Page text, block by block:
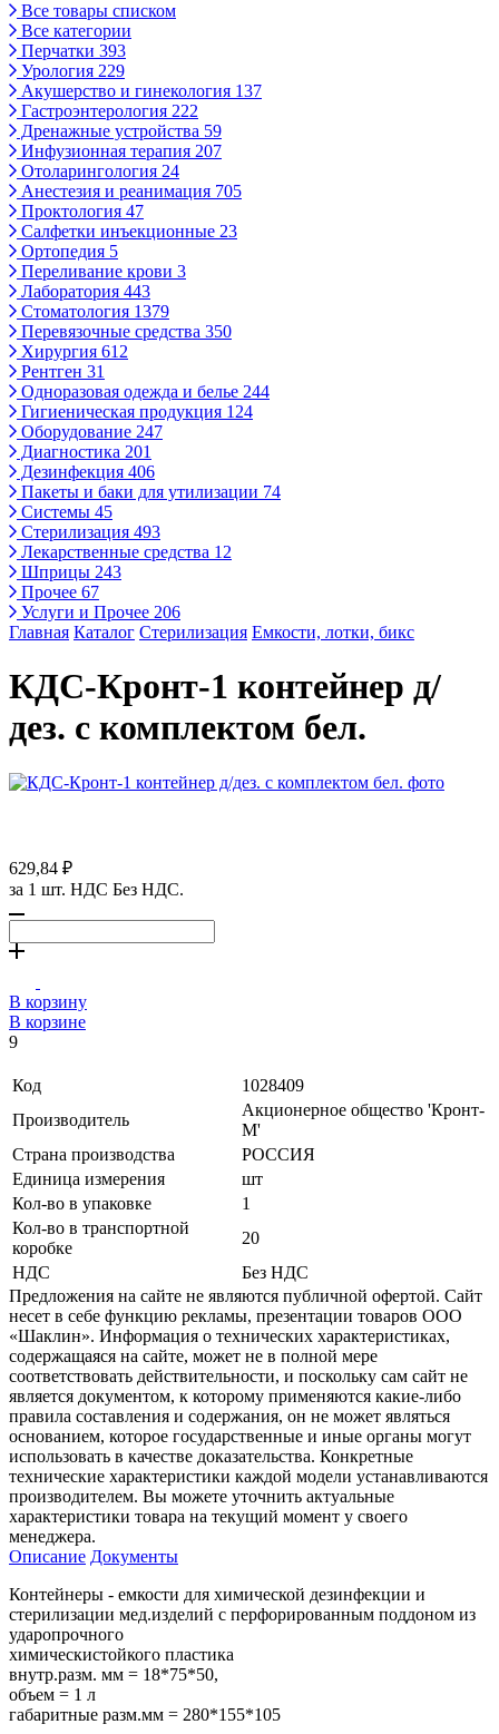
Все товары списком
Все категории
Перчатки 393
Урология 229
Акушерство и гинекология 137
Гастроэнтерология 222
Дренажные устройства 59
Инфузионная терапия 207
Отоларингология 24
Анестезия и реанимация 705
Проктология 47
Салфетки инъекционные 23
Ортопедия 5
Переливание крови 3
Лаборатория 443
Стоматология 1379
Перевязочные средства 350
Хирургия 612
Рентген 31
Одноразовая одежда и белье 244
Гигиеническая продукция 124
Оборудование 247
Диагностика 201
Дезинфекция 406
Пакеты и баки для утилизации 74
Системы 45
Стерилизация 493
Лекарственные средства 12
Шприцы 243
Прочее 67
Услуги и Прочее 206
Главная Каталог Стерилизация Емкости, лотки, бикс
КДС-Кронт-1 контейнер д/
дез. с комплектом бел.
629,84 ₽
за 1 шт. НДС Без НДС.
В корзину
В корзине
9
Код
1028409
Производитель
Акционерное общество 'Кронт-
М'
Страна производства
РОССИЯ
Единица измерения
шт
Кол-во в упаковке
1
Кол-во в транспортной
коробке
20
НДС
Без НДС
Предложения на сайте не являются публичной офертой. Сайт
несет в себе функцию рекламы, презентации товаров ООО
«Шаклин». Информация о технических характеристиках,
содержащаяся на сайте, может не в полной мере
соответствовать действительности, и поскольку сам сайт не
является документом, к которому применяются какие-либо
правила составления и содержания, он не может являться
основанием, которое государственные и иные органы могут
использовать в качестве доказательства. Конкретные
технические характеристики каждой модели устанавливаются
производителем. Вы можете уточнить актуальные
характеристики товара на текущий момент у своего
менеджера.
Описание Документы
Контейнеры - емкости для химической дезинфекции и
стерилизации мед.изделий с перфорированным поддоном из
ударопрочного
химическистойкого пластика
внутр.разм. мм = 18*75*50,
объем = 1 л
габаритные разм.мм = 280*155*105